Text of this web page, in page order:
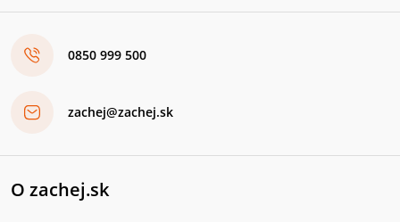
0850 999 500
zachej@zachej.sk
O zachej.sk